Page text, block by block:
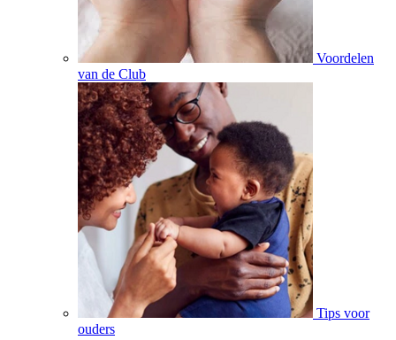
Voordelen
van de Club
Tips voor
ouders